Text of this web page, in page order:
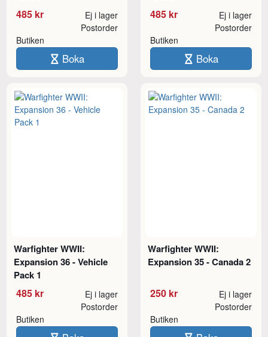
485 kr Ej i lager
Butiken
Postorder
Boka
485 kr Ej i lager
Butiken
Postorder
Boka
Warfighter WWII:
Expansion 36 - Vehicle
Pack 1
485 kr Ej i lager
Butiken
Postorder
Warfighter WWII:
Expansion 35 - Canada 2
250 kr Ej i lager
Butiken
Postorder